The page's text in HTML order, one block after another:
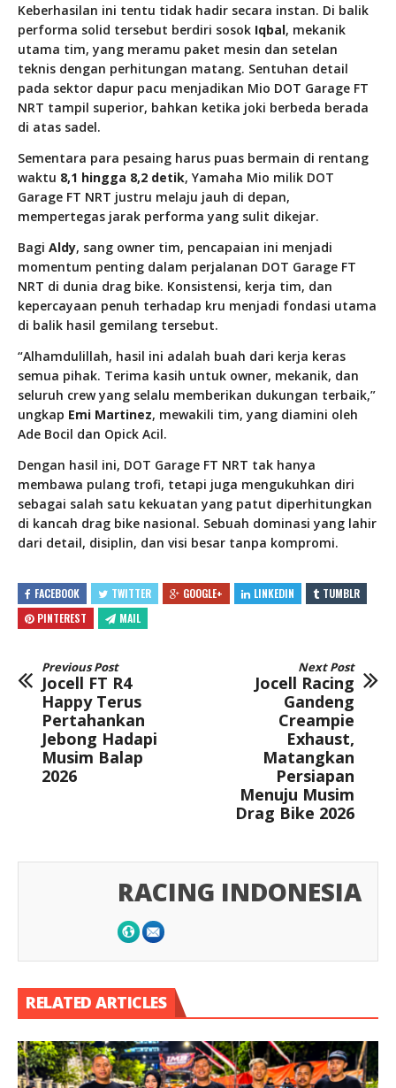
Keberhasilan ini tentu tidak hadir secara instan. Di balik
performa solid tersebut berdiri sosok Iqbal, mekanik
utama tim, yang meramu paket mesin dan setelan
teknis dengan perhitungan matang. Sentuhan detail
pada sektor dapur pacu menjadikan Mio DOT Garage FT
NRT tampil superior, bahkan ketika joki berbeda berada
di atas sadel.
Sementara para pesaing harus puas bermain di rentang
waktu 8,1 hingga 8,2 detik, Yamaha Mio milik DOT
Garage FT NRT justru melaju jauh di depan,
mempertegas jarak performa yang sulit dikejar.
Bagi Aldy, sang owner tim, pencapaian ini menjadi
momentum penting dalam perjalanan DOT Garage FT
NRT di dunia drag bike. Konsistensi, kerja tim, dan
kepercayaan penuh terhadap kru menjadi fondasi utama
di balik hasil gemilang tersebut.
“Alhamdulillah, hasil ini adalah buah dari kerja keras
semua pihak. Terima kasih untuk owner, mekanik, dan
seluruh crew yang selalu memberikan dukungan terbaik,”
ungkap Emi Martinez, mewakili tim, yang diamini oleh
Ade Bocil dan Opick Acil.
Dengan hasil ini, DOT Garage FT NRT tak hanya
membawa pulang trofi, tetapi juga mengukuhkan diri
sebagai salah satu kekuatan yang patut diperhitungkan
di kancah drag bike nasional. Sebuah dominasi yang lahir
dari detail, disiplin, dan visi besar tanpa kompromi.
FACEBOOK TWITTER GOOGLE+ LINKEDIN
TUMBLR
PINTEREST
MAIL
Previous Post
Jocell FT R4
Happy Terus
Pertahankan
Jebong Hadapi
Musim Balap
2026
Next Post
Jocell Racing
Gandeng
Creampie
Exhaust,
Matangkan
Persiapan
Menuju Musim
Drag Bike 2026
RACING INDONESIA
RELATED ARTICLES